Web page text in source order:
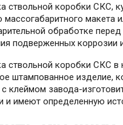
ствольной коробки СКС,
массогабаритного макета
обработке
подверженных коррозии
ствольной коробки СКС в
штампованное изделие,
клеймом завода-
и имеют определенную